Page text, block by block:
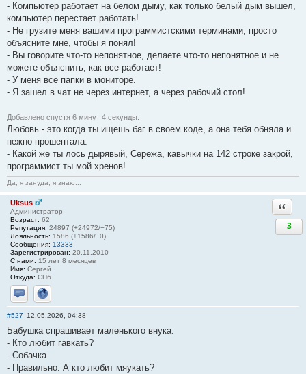
- Компьютер работает на белом дыму, как только белый дым вышел,
компьютер перестает работать!
- Не грузите меня вашими программистскими терминами, просто
объясните мне, чтобы я понял!
- Вы говорите что-то непонятное, делаете что-то непонятное и не
можете объяснить, как все работает!
- У меня все папки в мониторе.
- Я зашел в чат не через интернет, а через рабочий стол!
Добавлено спустя 6 минут 4 секунды:
Любовь - это когда ты ищешь баг в своем коде, а она тебя обняла и
нежно прошептала:
- Какой же ты лось дырявый, Сережа, кавычки на 142 строке закрой,
программист ты мой хренов!
Да, я зануда, я знаю...
Uksus
Администратор
Возраст: 62
Репутация: 24897 (+24972/−75)
Лояльность: 1586 (+1586/−0)
Сообщения: 13333
Зарегистрирован: 20.11.2010
С нами: 15 лет 8 месяцев
Имя: Сергей
Откуда: СПб
Отправить личное сообщение
Сайт
3
#527 12.05.2026, 04:38
Бабушка спрашивает маленького внука:
- Кто любит гавкать?
- Собачка.
- Правильно. А кто любит мяукать?